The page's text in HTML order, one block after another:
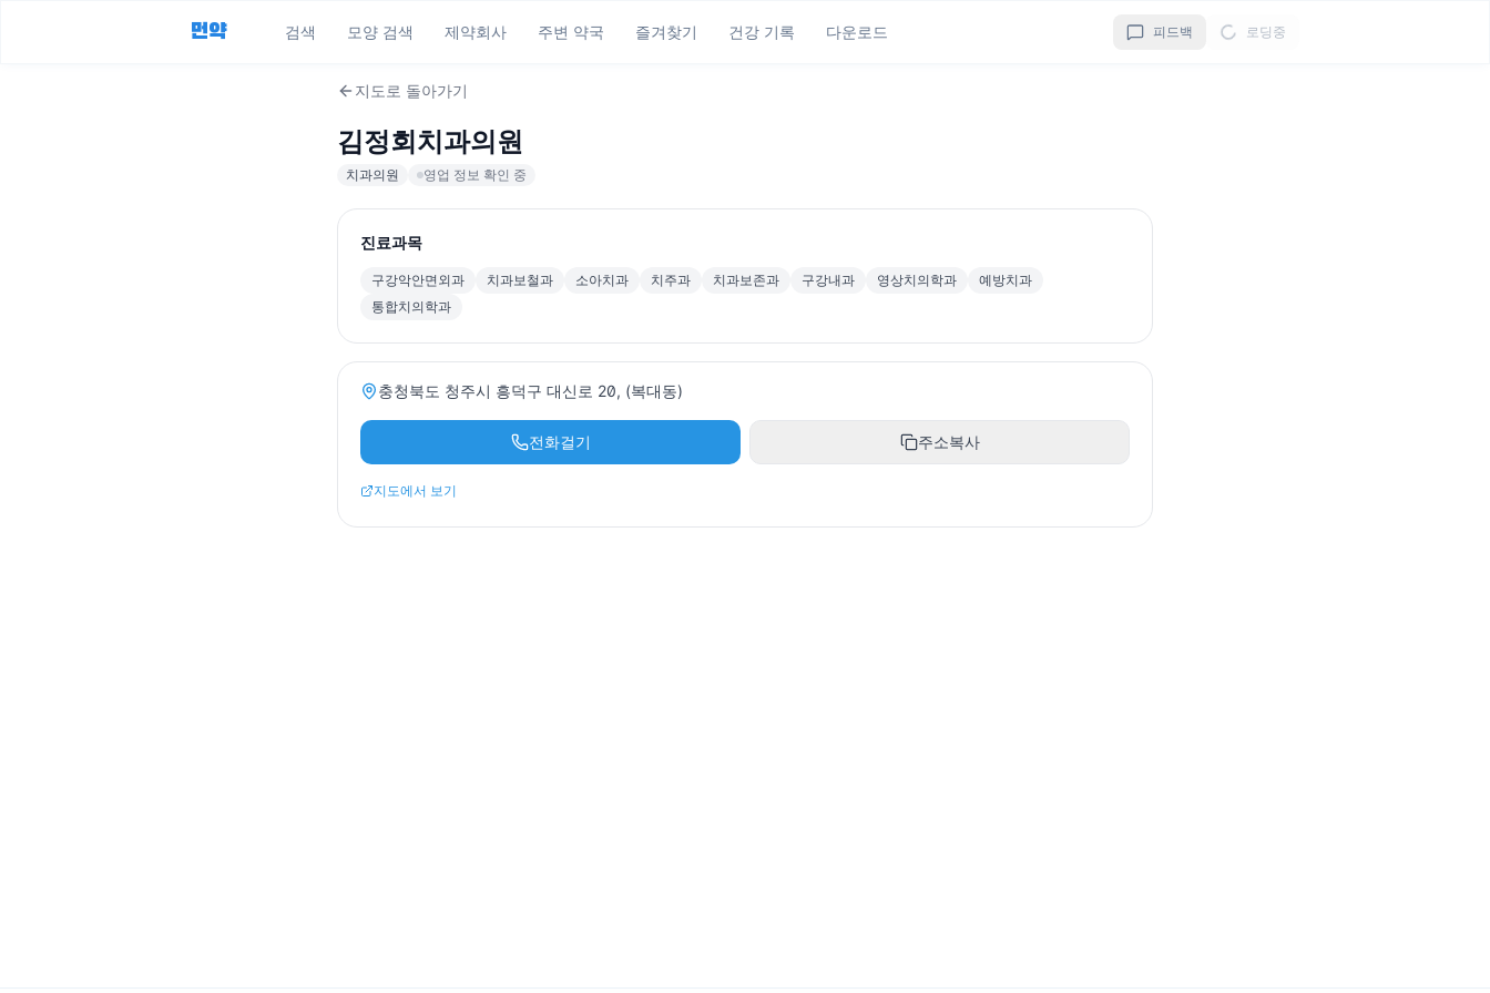
먼약 검색 모양 검색 제약회사 주변 약국 즐겨찾기 건강 기록 다운로드 피드백 로딩중
지도로 돌아가기
김정회치과의원
치과의원 영업 정보 확인 중
진료과목
구강악안면외과 치과보철과 소아치과 치주과 치과보존과 구강내과 영상치의학과
예방치과
통합치의학과
충청북도 청주시 흥덕구 대신로 20, (복대동)
전화걸기 주소복사
지도에서 보기